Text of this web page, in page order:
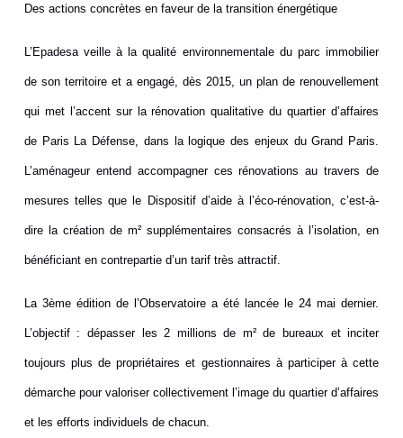
Des actions concrètes en faveur de la transition énergétique
L’Epadesa veille à la qualité environnementale du parc immobilier
de son territoire et a engagé, dès 2015, un plan de renouvellement
qui met l’accent sur la rénovation qualitative du quartier d’affaires
de Paris La Défense, dans la logique des enjeux du Grand Paris.
L’aménageur entend accompagner ces rénovations au travers de
mesures telles que le Dispositif d’aide à l’éco-rénovation, c’est-à-
dire la création de m² supplémentaires consacrés à l’isolation, en
bénéficiant en contrepartie d’un tarif très attractif.
La 3ème édition de l’Observatoire a été lancée le 24 mai dernier.
L’objectif : dépasser les 2 millions de m² de bureaux et inciter
toujours plus de propriétaires et gestionnaires à participer à cette
démarche pour valoriser collectivement l’image du quartier d’affaires
et les efforts individuels de chacun.